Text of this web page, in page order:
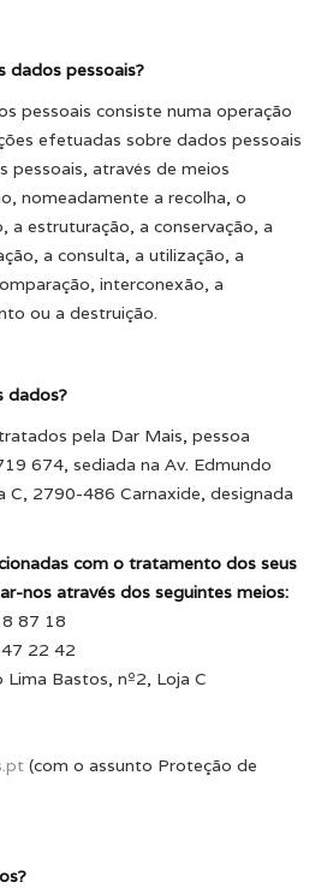
dados pessoais?
pessoais consiste numa operação
efetuadas sobre dados pessoais
pessoais, através de meios
nomeadamente a recolha, o
a estruturação, a conservação, a
a consulta, a utilização, a
interconexão, a
ou a destruição.
dados?
pela Dar Mais, pessoa
674, sediada na Av. Edmundo
C, 2790-486 Carnaxide, designada
com o tratamento dos seus
nos através dos seguintes meios:
87 18
22 42
Bastos, nº2, Loja C
(com o assunto Proteção de